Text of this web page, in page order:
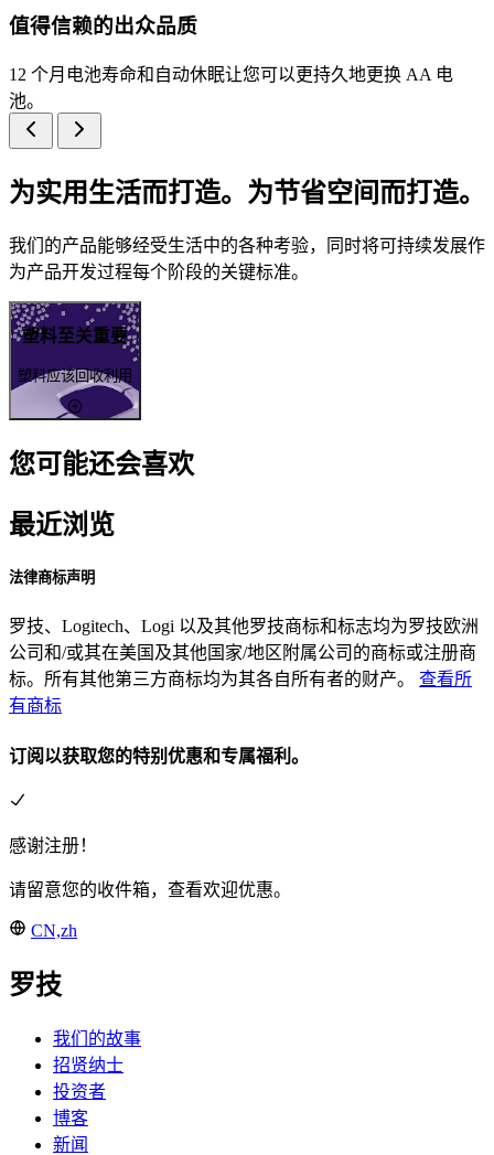
值得信赖的出众品质
12 个月电池寿命和自动休眠让您可以更持久地更换 AA 电
池。
为实用生活而打造。为节省空间而打造。
我们的产品能够经受生活中的各种考验，同时将可持续发展作
为产品开发过程每个阶段的关键标准。
塑料至关重要
塑料应该回收利用
您可能还会喜欢
最近浏览
法律商标声明
罗技、Logitech、Logi 以及其他罗技商标和标志均为罗技欧洲
公司和/或其在美国及其他国家/地区附属公司的商标或注册商
标。所有其他第三方商标均为其各自所有者的财产。 查看所
有商标
订阅以获取您的特别优惠和专属福利。
感谢注册！
请留意您的收件箱，查看欢迎优惠。
CN,zh
罗技
我们的故事
招贤纳士
投资者
博客
新闻